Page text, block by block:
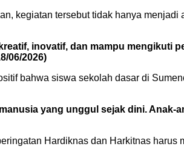
kegiatan tersebut tidak hanya
inovatif, dan mampu mengikuti
06/2026)
bahwa siswa sekolah dasar di
yang unggul sejak dini.
Hardiknas dan Harkitnas